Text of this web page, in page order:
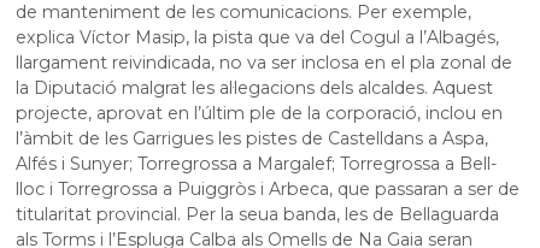
de manteniment de les comunicacions. Per exemple,
explica Víctor Masip, la pista que va del Cogul a l’Albagés,
llargament reivindicada, no va ser inclosa en el pla zonal de
la Diputació malgrat les al·legacions dels alcaldes. Aquest
projecte, aprovat en l’últim ple de la corporació, inclou en
l’àmbit de les Garrigues les pistes de Castelldans a Aspa,
Alfés i Sunyer; Torregrossa a Margalef; Torregrossa a Bell-
lloc i Torregrossa a Puiggròs i Arbeca, que passaran a ser de
titularitat provincial. Per la seua banda, les de Bellaguarda
als Torms i l’Espluga Calba als Omells de Na Gaia seran